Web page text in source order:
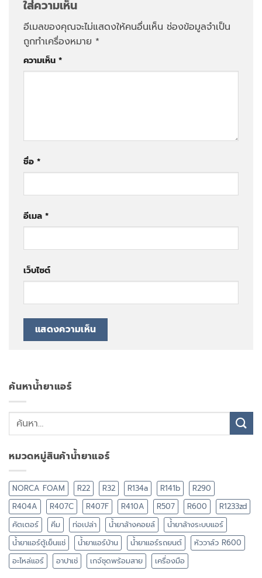
ใส่ความเห็น
อีเมลของคุณจะไม่แสดงให้คนอื่นเห็น ช่องข้อมูลจำเป็น
ถูกทำเครื่องหมาย *
ความเห็น *
ชื่อ *
อีเมล *
เว็บไซต์
ค้นหาน้ำยาแอร์
หมวดหมู่สินค้าน้ำยาแอร์
NORCA FOAM R22 R32 R134a R141b
R290
R404A
R407C R407F R410A R507 R600
R1233zd
คัตเตอร์
คีม ท่อเปล่า น้ำยาล้างคอยล์
น้ำยาล้างระบบแอร์
น้ำยาแอร์ตู้เย็นแช่
น้ำยาแอร์บ้าน น้ำยาแอร์รถยนต์
หัววาล์ว R600
อะไหล่แอร์
อาปาเช่ เกจ์ชุดพร้อมสาย เครื่องมือ